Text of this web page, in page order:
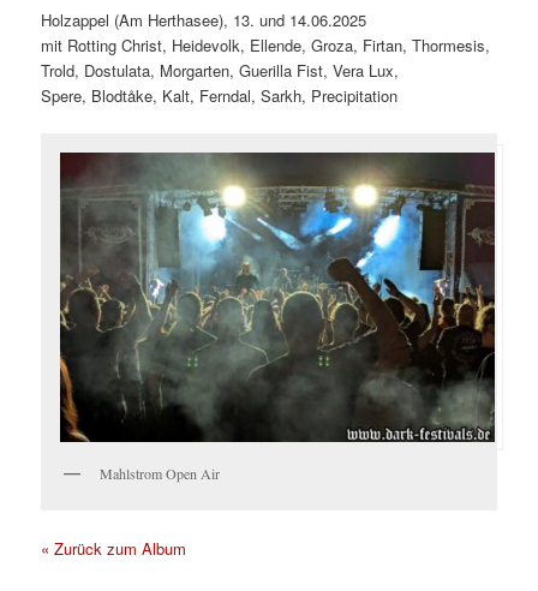
Holzappel (Am Herthasee), 13. und 14.06.2025
mit Rotting Christ, Heidevolk, Ellende, Groza, Firtan, Thormesis,
Trold, Dostulata, Morgarten, Guerilla Fist, Vera Lux,
Spere, Blodtåke, Kalt, Ferndal, Sarkh, Precipitation
Mahlstrom Open Air
« Zurück zum Album